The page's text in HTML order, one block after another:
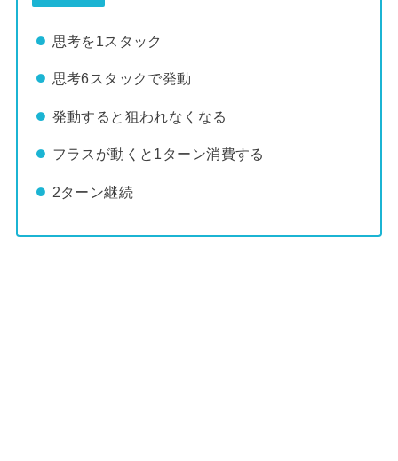
思考を1スタック
思考6スタックで発動
発動すると狙われなくなる
フラスが動くと1ターン消費する
2ターン継続